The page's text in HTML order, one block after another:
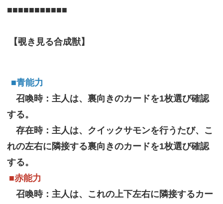
■■■■■■■■■■■
【覗き見る合成獣】
■青能力
召喚時：主人は、裏向きのカードを1枚選び確認
する。
存在時：主人は、クイックサモンを行うたび、こ
れの左右に隣接する裏向きのカードを1枚選び確認
する。
■赤能力
召喚時：主人は、これの上下左右に隣接するカー